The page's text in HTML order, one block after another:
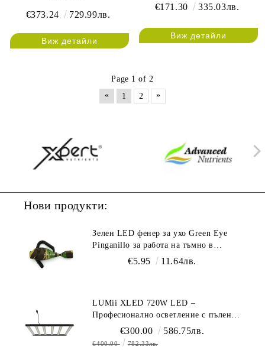
€373.24
729.99лв.
Виж детайли
€171.30 335.03лв.
Виж детайли
Page 1 of 2
«
1 2 »
Нови продукти:
Зелен LED фенер за ухо Green Eye
Pinganillo за работа на тъмно в
€5.95 11.64лв.
LUMii XLED 720W LED –
Професионално осветление с пълен
спектър (1700 µmol/s)
€300.00 586.75лв.
€400.00 782.33лв.